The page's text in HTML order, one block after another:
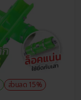
ส่วนลด 15%